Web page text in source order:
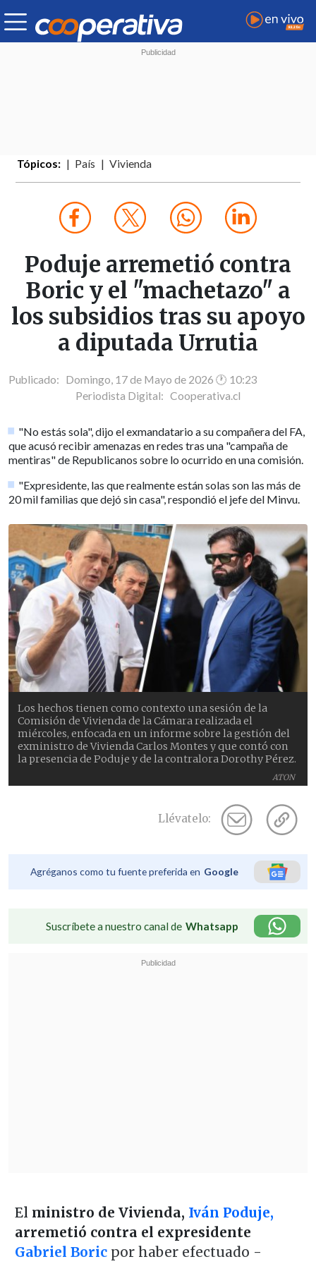
Tópicos: País Vivienda
Poduje arremetió contra
Boric y el "machetazo" a
los subsidios tras su apoyo
a diputada Urrutia
Publicado: Domingo, 17 de Mayo de 2026 🕐 10:23
Periodista Digital: Cooperativa.cl
"No estás sola", dijo el exmandatario a su compañera del FA,
que acusó recibir amenazas en redes tras una "campaña de
mentiras" de Republicanos sobre lo ocurrido en una comisión.
"Expresidente, las que realmente están solas son las más de
20 mil familias que dejó sin casa", respondió el jefe del Minvu.
ATON
Los hechos tienen como contexto una sesión de la
Comisión de Vivienda de la Cámara realizada el
miércoles, enfocada en un informe sobre la gestión del
exministro de Vivienda Carlos Montes y que contó con
la presencia de Poduje y de la contralora Dorothy Pérez.
Llévatelo:
Agréganos como tu fuente preferida en Google
Suscríbete a nuestro canal de Whatsapp
El ministro de Vivienda, Iván Poduje,
arremetió contra el expresidente
Gabriel Boric por haber efectuado -